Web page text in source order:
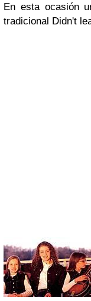
En esta ocasión
tradicional Didn't